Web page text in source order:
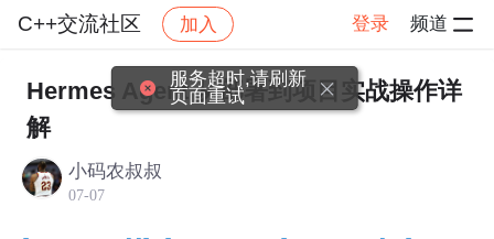
C++交流社区 加入 登录 频道
社区 C++交流社区 交流讨论 帖子详情
Hermes Agent 从部署到项目实战操作详
解
小码农叔叔
07-07
服务超时,请刷新
页面重试